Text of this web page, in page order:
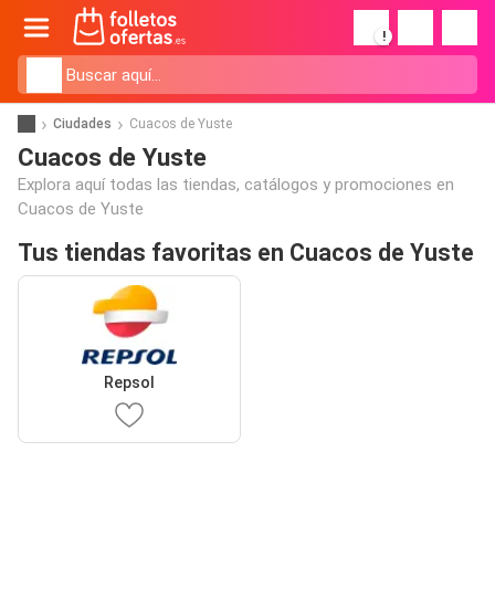
!
Ciudades Cuacos de Yuste
Cuacos de Yuste
Explora aquí todas las tiendas, catálogos y promociones en
Cuacos de Yuste
Tus tiendas favoritas en Cuacos de Yuste
Repsol